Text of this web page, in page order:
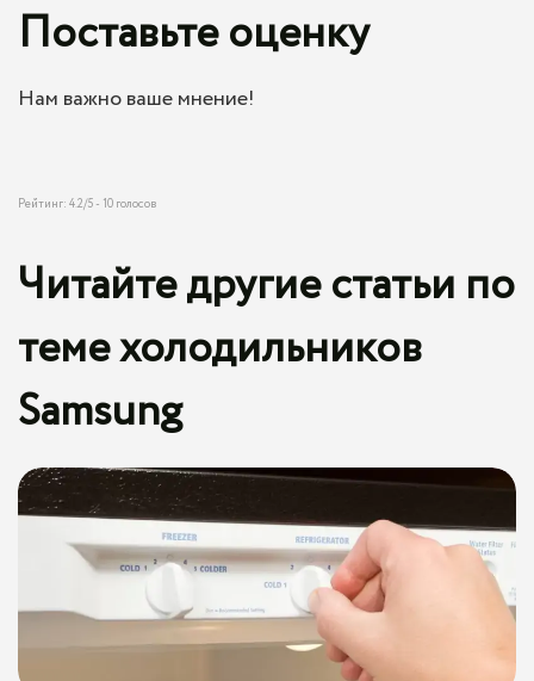
Поставьте оценку
Нам важно ваше мнение!
Рейтинг: 4.2/5 - 10 голосов
Читайте другие статьи по
теме холодильников
Samsung